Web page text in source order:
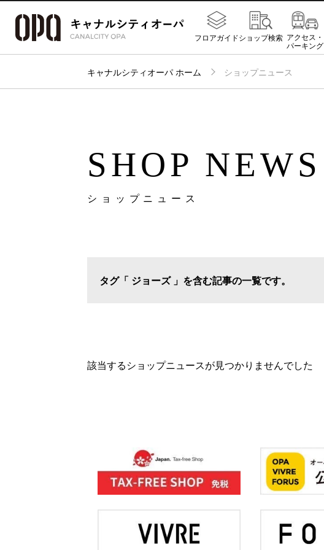
フロアガイドショップ検索 アクセス・
パーキング
キャナルシティオーパ ホーム ショップニュース
SHOP NEWS
ショップニュース
タグ「 ジョーズ 」を含む記事の一覧です。
該当するショップニュースが見つかりませんでした